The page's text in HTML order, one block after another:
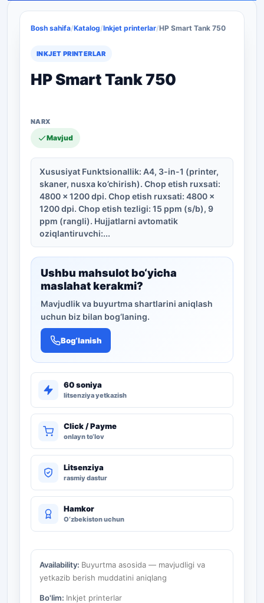
Bosh sahifa/Katalog/Inkjet printerlar/HP Smart Tank 750
INKJET PRINTERLAR
HP Smart Tank 750
Mavjud
Xususiyat Funktsionallik: A4, 3-in-1 (printer,
skaner, nusxa ko’chirish). Chop etish ruxsati:
4800 x 1200 dpi. Chop etish ruxsati: 4800 x
1200 dpi. Chop etish tezligi: 15 ppm (s/b), 9
ppm (rangli). Hujjatlarni avtomatik
oziqlantiruvchi:...
Ushbu mahsulot bo‘yicha
maslahat kerakmi?
Mavjudlik va buyurtma shartlarini aniqlash
uchun biz bilan bog‘laning.
Bog‘lanish
60 soniya
litsenziya yetkazish
Click / Payme
onlayn to‘lov
Litsenziya
rasmiy dastur
Hamkor
O‘zbekiston uchun
Availability: Buyurtma asosida — mavjudligi va
yetkazib berish muddatini aniqlang
Bo'lim: Inkjet printerlar